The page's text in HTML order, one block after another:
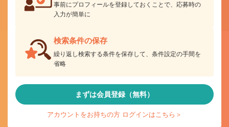
事前にプロフィールを登録しておくことで、応募時の
入力が簡単に
検索条件の保存
繰り返し検索する条件を保存して、条件設定の手間を
省略
まずは会員登録（無料）
アカウントをお持ちの方 ログインはこちら＞